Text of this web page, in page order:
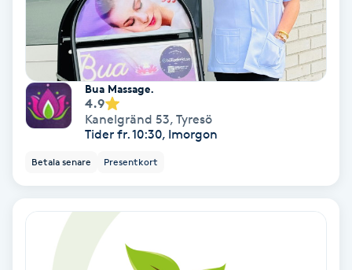
Face framing
Faceliftmassage
Fet hårbotten
Fettreducering
Bua Massage.
4.9
Kanelgränd 53, Tyresö
Tider fr. 10:30, Imorgon
Betala senare Presentkort